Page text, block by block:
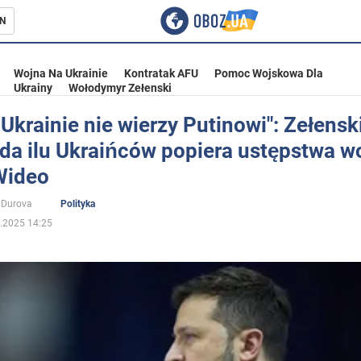
Wojna Na Ukrainie Kontratak AFU
Pomoc Wojskowa Dla
Ukrainy
Wołodymyr Zełenski
nie wierzy Putinowi":
ilu Ukraińców popiera ustępstwa
Polityka
14:25